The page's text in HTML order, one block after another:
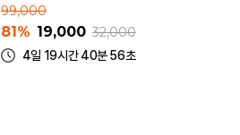
99,000
81% 19,000 32,000
4일 19시간 40분 56초